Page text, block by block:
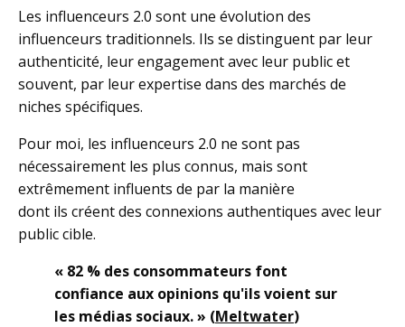
Les influenceurs 2.0 sont une évolution des
influenceurs traditionnels. Ils se distinguent par leur
authenticité, leur engagement avec leur public et
souvent, par leur expertise dans des marchés de
niches spécifiques.
Pour moi, les influenceurs 2.0 ne sont pas
nécessairement les plus connus, mais sont
extrêmement influents de par la manière
dont ils créent des connexions authentiques avec leur
public cible.
« 82 % des consommateurs font
confiance aux opinions qu'ils voient sur
les médias sociaux. » (Meltwater)